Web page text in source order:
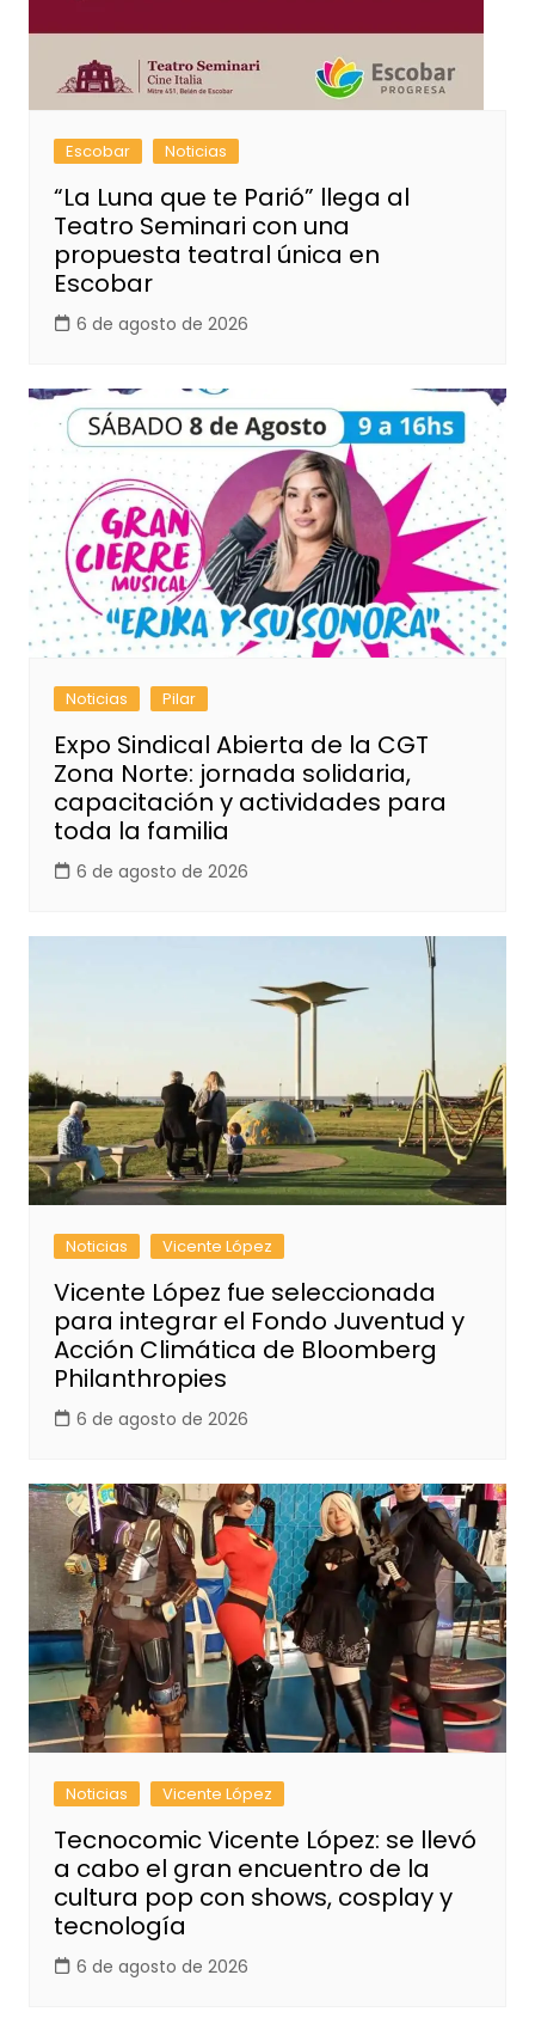
Escobar Noticias
“La Luna que te Parió” llega al
Teatro Seminari con una
propuesta teatral única en
Escobar
6 de agosto de 2026
Noticias Pilar
Expo Sindical Abierta de la CGT
Zona Norte: jornada solidaria,
capacitación y actividades para
toda la familia
6 de agosto de 2026
Noticias Vicente López
Vicente López fue seleccionada
para integrar el Fondo Juventud y
Acción Climática de Bloomberg
Philanthropies
6 de agosto de 2026
Noticias Vicente López
Tecnocomic Vicente López: se llevó
a cabo el gran encuentro de la
cultura pop con shows, cosplay y
tecnología
6 de agosto de 2026